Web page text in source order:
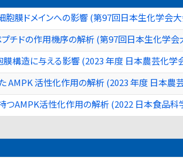
膜ドメインへの影響 (第97回日本生化学会
チドの作用機序の解析 (第97回日本生化学会
構造に与える影響 (2023 年度 日本農芸化学
AMPK 活性化作用の解析 (2023 年度 日本農
つAMPK活性化作用の解析 (2022 日本食品